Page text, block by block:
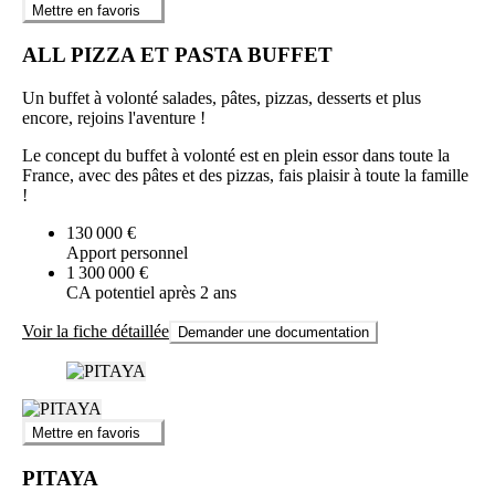
Mettre en favoris
ALL PIZZA ET PASTA BUFFET
Un buffet à volonté salades, pâtes, pizzas, desserts et plus
encore, rejoins l'aventure !
Le concept du buffet à volonté est en plein essor dans toute la
France, avec des pâtes et des pizzas, fais plaisir à toute la famille
!
130 000 €
Apport personnel
1 300 000 €
CA potentiel après 2 ans
Voir la fiche détaillée Demander une documentation
Mettre en favoris
PITAYA